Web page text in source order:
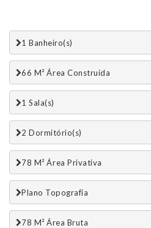
1 Banheiro(s)
66 M² Área Construída
1 Sala(s)
2 Dormitório(s)
78 M² Área Privativa
Plano Topografia
78 M² Área Bruta